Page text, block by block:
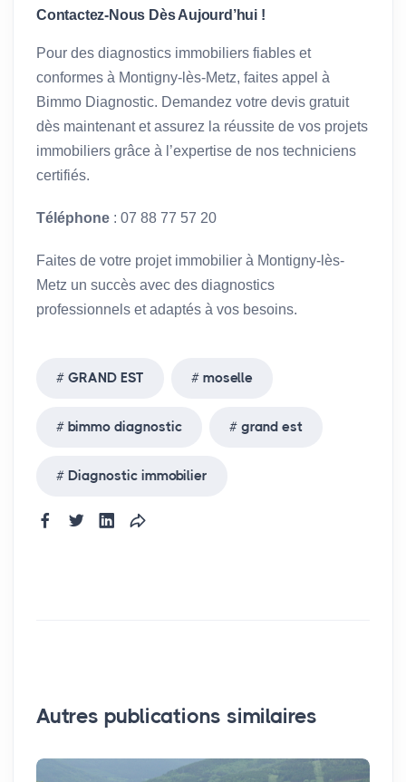
Contactez-Nous Dès Aujourd’hui !
Pour des diagnostics immobiliers fiables et
conformes à Montigny-lès-Metz, faites appel à
Bimmo Diagnostic. Demandez votre devis gratuit
dès maintenant et assurez la réussite de vos projets
immobiliers grâce à l’expertise de nos techniciens
certifiés.
Téléphone : 07 88 77 57 20
Faites de votre projet immobilier à Montigny-lès-
Metz un succès avec des diagnostics
professionnels et adaptés à vos besoins.
GRAND EST moselle
bimmo diagnostic grand est
Diagnostic immobilier
Autres publications similaires